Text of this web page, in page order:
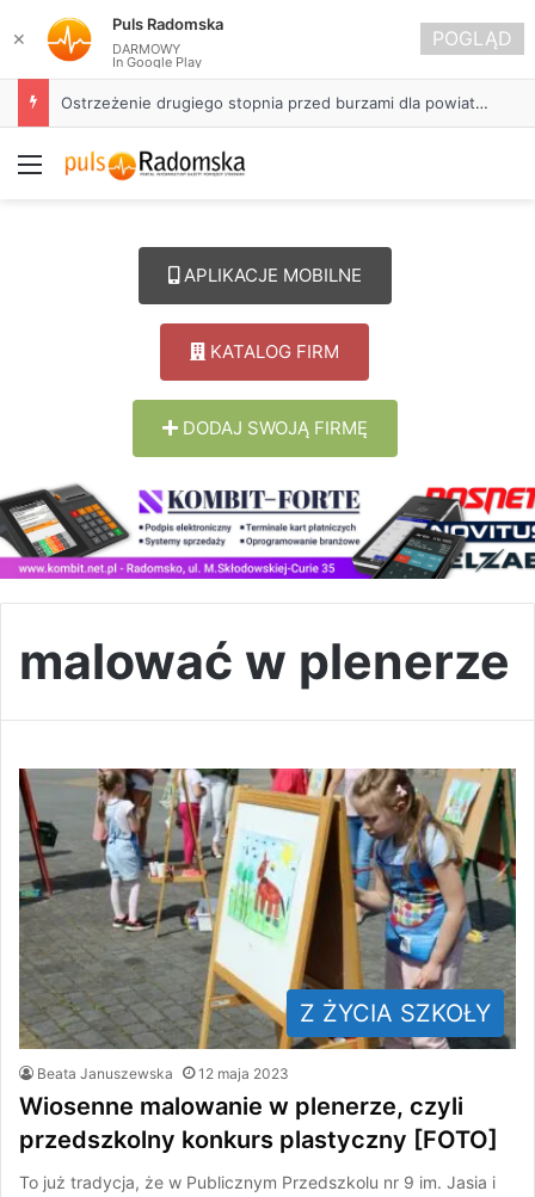
Ostrzeżenie drugiego stopnia przed burzami dla powiatu radomszczańskiego
Menu
APLIKACJE MOBILNE
KATALOG FIRM
DODAJ SWOJĄ FIRMĘ
malować w plenerze
Z ŻYCIA SZKOŁY
Beata Januszewska 12 maja 2023
Wiosenne malowanie w plenerze, czyli
przedszkolny konkurs plastyczny [FOTO]
To już tradycja, że w Publicznym Przedszkolu nr 9 im. Jasia i
✕
Puls Radomska
DARMOWY
In Google Play
POGLĄD